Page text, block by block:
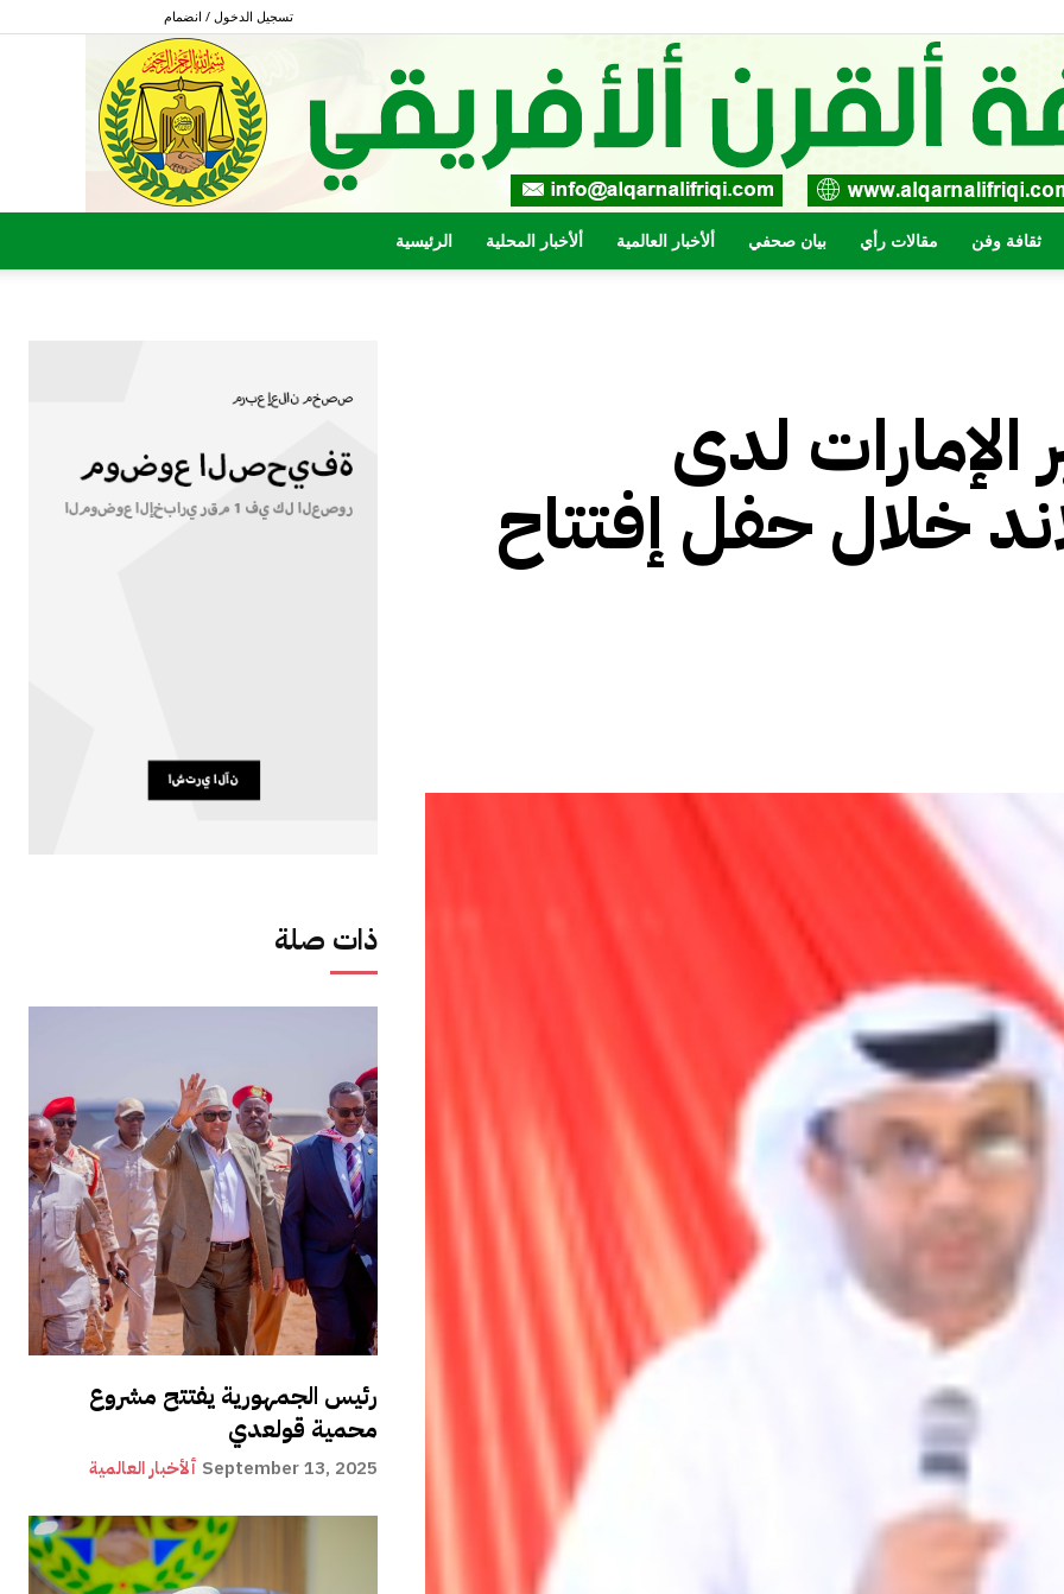
تسجيل الدخول / انضمام
القرن
الرئيسية ألأخبار المحلية ألأخبار العالمية بيان صحفي مقالات رأي ثقافة وفن
ذات صلة
رئيس الجمهورية يفتتح مشروع
محمية قولعدي
ألأخبار العالمية September 13, 2025
لدى
خلال حفل إفتتاح